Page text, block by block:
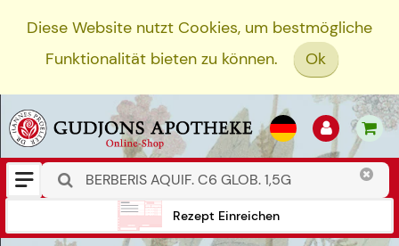
Diese Website nutzt Cookies, um bestmögliche
Funktionalität bieten zu können.
Ok
Rezept Einreichen